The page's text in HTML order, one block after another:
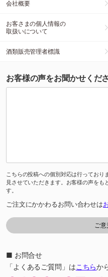
会社概要
お客さまの個人情報の
取扱いについて
酒類販売管理者標識
お客様の声をお聞かせくだ
こちらの投稿への個別対応は行っており
見させていただきます。お客様の声をも
す。
ご注文にかかわるお問い合わせは
■ お問合せ
「よくあるご質問」はこちらか